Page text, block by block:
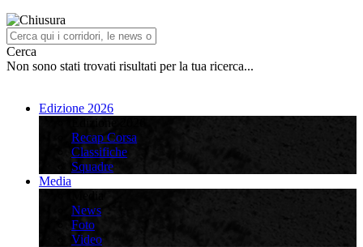
Cerca
Non sono stati trovati risultati per la tua ricerca...
Edizione 2026
Recap Corsa
Classifiche
Squadre
Media
News
Foto
Video